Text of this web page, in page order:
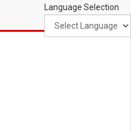
Language Selection